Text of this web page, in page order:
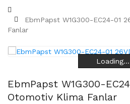
EbmPapst W1G300-EC24-01
Fanlar
Loading...
Loading...
Loading...
Loading...
EbmPapst W1G300-
Otomotiv Klima Fanlar